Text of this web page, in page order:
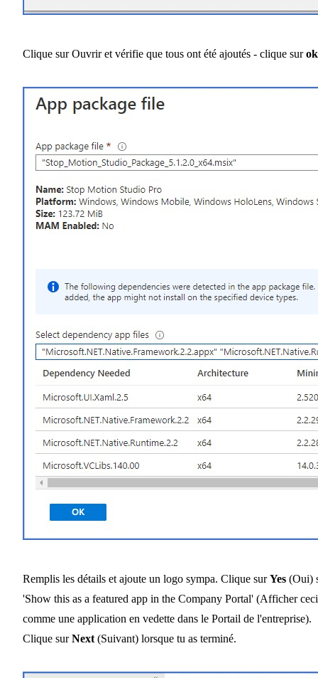
Clique sur Ouvrir et vérifie que tous ont été ajoutés - clique surok
Remplis les détails et ajoute un logo sympa. Clique surYes (Oui)
'Show this as a featured app in the Company Portal' (Afficher ceci
comme une application en vedette dans le Portail de l'entreprise).
Clique surNext (Suivant) lorsque tu as terminé.